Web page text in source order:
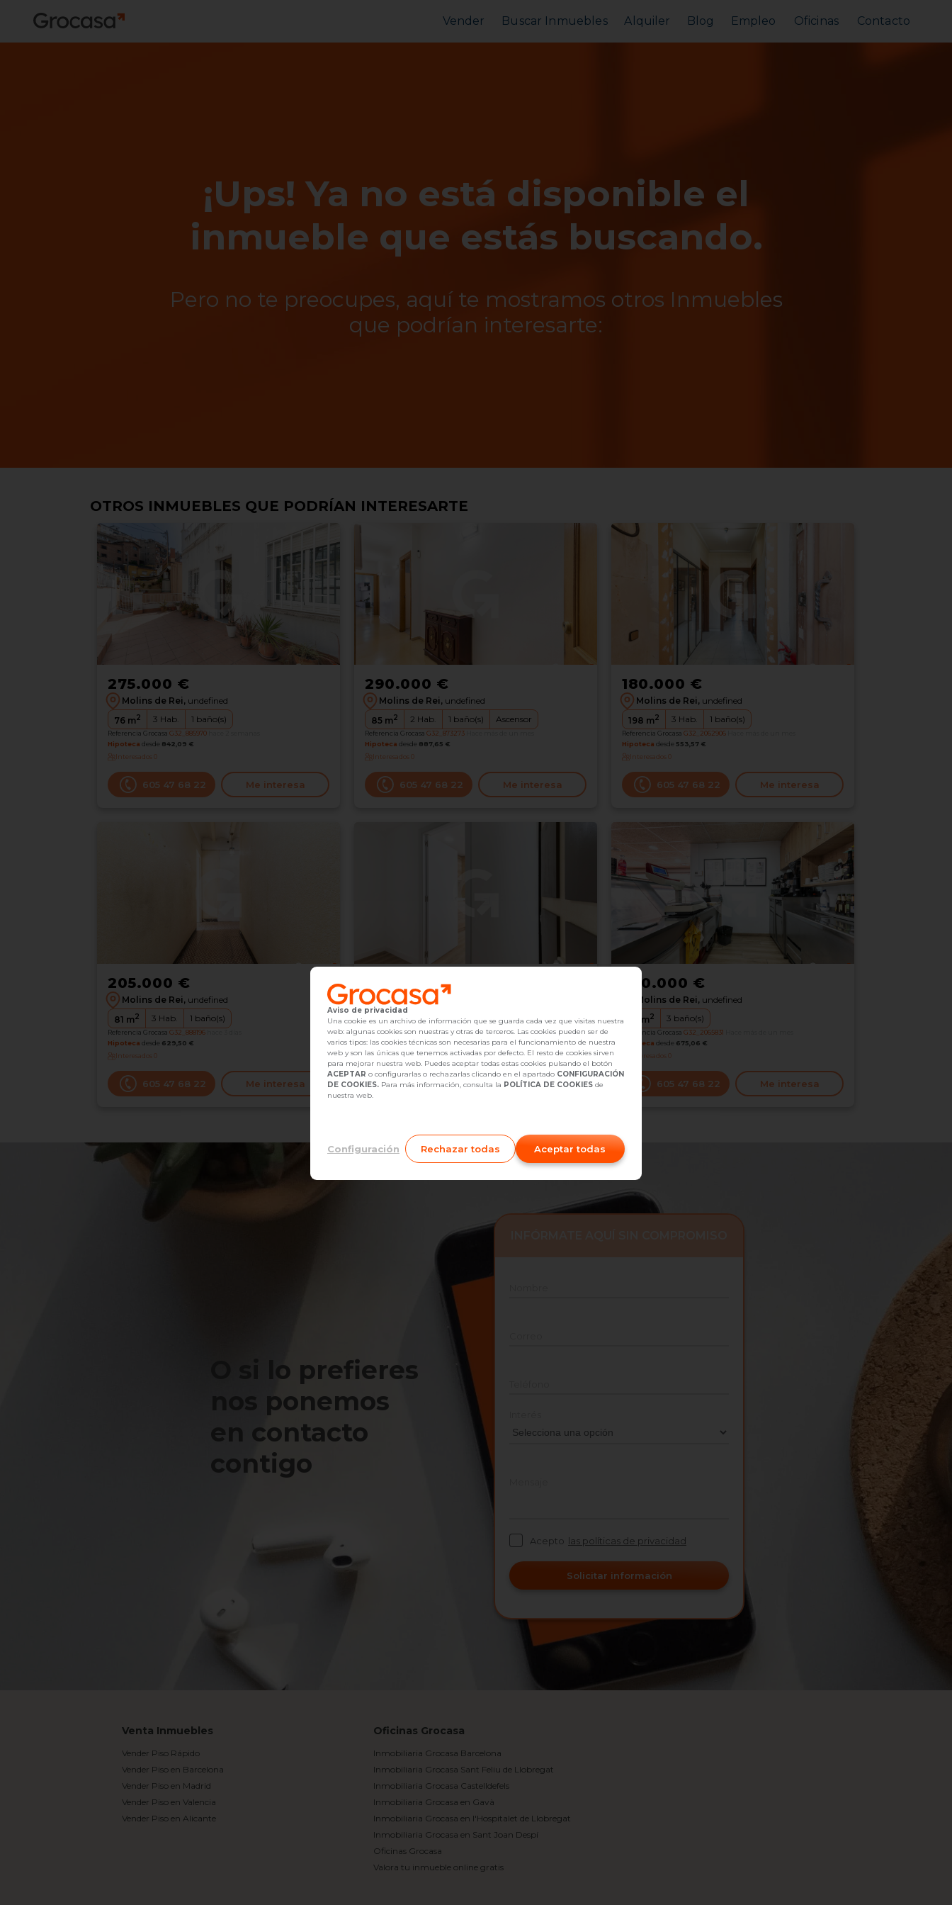
Vender Buscar Inmuebles Alquiler Blog Empleo Oficinas Contacto
¡Ups! Ya no está disponible el
inmueble que estás buscando.
Pero no te preocupes, aquí te mostramos otros Inmuebles
que podrían interesarte:
OTROS INMUEBLES QUE PODRÍAN INTERESARTE
275.000 €
Molins de Rei, undefined
76 m2 3 Hab. 1 baño(s)
Referencia Grocasa G32_885970
Hipoteca desde 842,09 €
Interesados0
605 47 68 22 Me interesa
290.000 €
Molins de Rei, undefined
85m2 2 Hab. 1 baño(s) Ascensor
Referencia Grocasa G32_873273
Hipoteca desde 887,65 €
Interesados0
605 47 68 22 Me interesa
180.000 €
Molins de Rei, undefined
198 m2 3 Hab. 1 baño(s)
Referencia Grocasa G32_2062906
Hipoteca desde 553,57 €
Interesados0
605 47 68 22 Me interesa
205.000 €
Molins de Rei, undefined
81 m2 3 Hab. 1 baño(s)
Referencia Grocasa G32_888196
Hipoteca desde 629,50 €
Interesados0
605 47 68 22 Me interesa
355.000 €
Molins de Rei,
89m 3Hab. 1baño(s) Ascensor
Referencia GrocasaG32_880947hace 1 semana
Hipotecadesde1.085,06 €
Interesados0
605 47 68 22 Me interesa
220.000 €
Molins de Rei, undefined
m2 3 baño(s)
Referencia Grocasa G32_2065831
Hipoteca desde 675,06 €
Interesados0
605 47 68 22 Me interesa
O si lo prefieres
nos ponemos
en contacto
contigo
Acepto las políticas de privacidad
Solicitar información
Venta Inmuebles
Vender Piso Rápido
Vender Piso en Barcelona
Vender Piso en Madrid
Vender Piso en Valencia
Vender Piso en Alicante
Oficinas Grocasa
Inmobiliaria Grocasa Barcelona
Inmobiliaria Grocasa Sant Feliu de Llobregat
Inmobiliaria Grocasa Castelldefels
Inmobiliaria Grocasa en Gavà
Inmobiliaria Grocasa en l'Hospitalet de Llobregat
Inmobiliaria Grocasa en Sant Joan Despí
Oficinas Grocasa
Valora tu inmueble online gratis
Aviso de privacidad
Una cookie es un archivo de información que se guarda cada vez que visitas nuestra
web: algunas cookies son nuestras y otras de terceros. Las cookies pueden ser de
varios tipos: las cookies técnicas son necesarias para el funcionamiento de nuestra
web y son las únicas que tenemos activadas por defecto. El resto de cookies sirven
para mejorar nuestra web. Puedes aceptar todas estas cookies pulsando el botón
ACEPTAR o configurarlas o rechazarlas clicando en el apartado CONFIGURACIÓN
DE COOKIES. Para más información, consulta la POLÍTICA DE COOKIES de
nuestra web.
Configuración Rechazar todas Aceptar todas